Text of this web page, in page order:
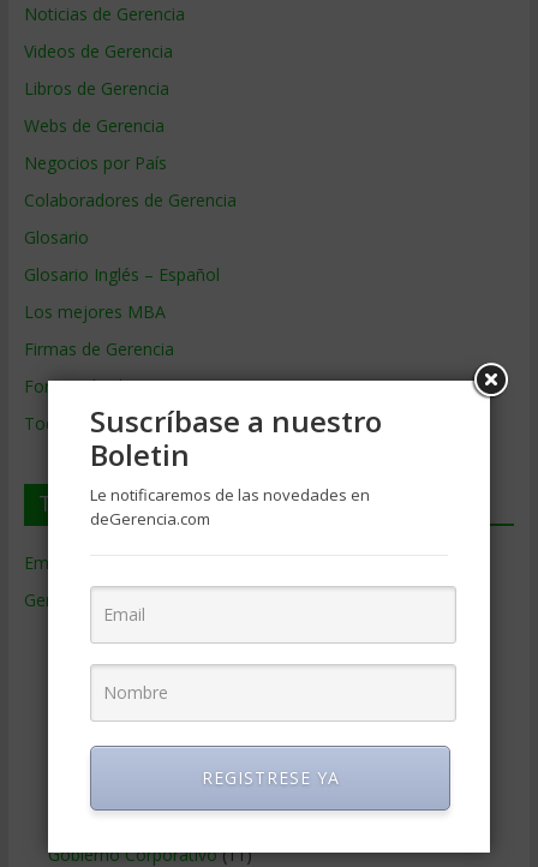
Noticias de Gerencia
Videos de Gerencia
Libros de Gerencia
Webs de Gerencia
Negocios por País
Colaboradores de Gerencia
Glosario
Glosario Inglés – Español
Los mejores MBA
Firmas de Gerencia
Formación de Gerencia
Todos los Temas
Temas de Gerencia
Empresas de Gerencia
Gerencia
Contabilidad(466)
Educacion Gerencial
Estrategia Empresarial(304)
Finanzas Corporativas(748)
Gerencia social y ambiental(223)
Gobierno Corporativo(11)
Suscríbase a nuestro
Boletin
Le notificaremos de las novedades en
deGerencia.com
REGISTRESE YA